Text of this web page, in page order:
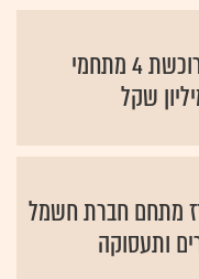
וילאר מתרחבת: רוכשת 4 מתחמי
מתחם חברת חשמל
ותעסוקה